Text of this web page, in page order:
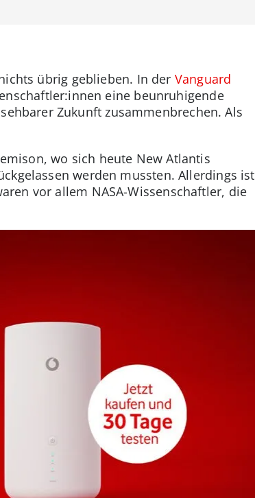
übrig geblieben. In der Vanguard
eine beunruhigende
Zukunft zusammenbrechen. Als
wo sich heute New Atlantis
werden mussten. Allerdings ist
vor allem NASA-Wissenschaftler, die